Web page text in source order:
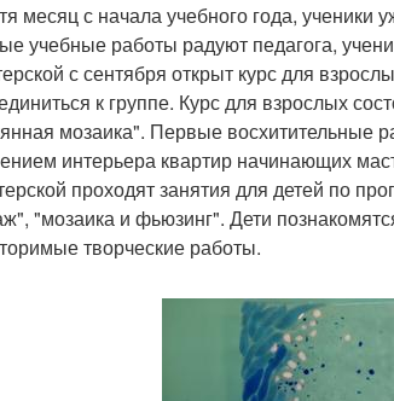
месяц с начала учебного года,
учебные работы радуют педагога,
с сентября открыт курс для
к группе. Курс для взрослых
мозаика". Первые восхитительные
интерьера квартир начинающих
проходят занятия для детей по
"мозаика и фьюзинг". Дети
творческие работы.